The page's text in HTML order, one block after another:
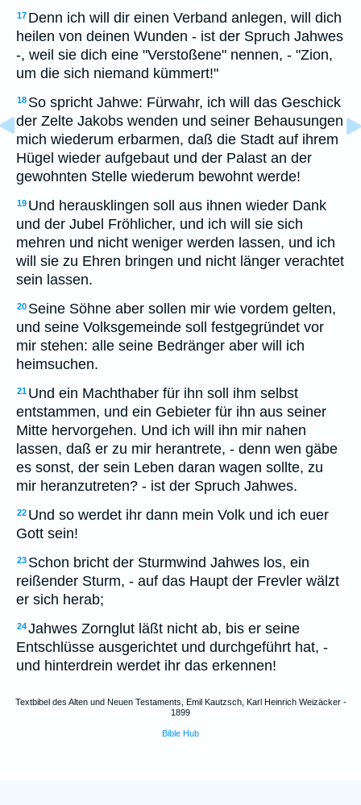
17 Denn ich will dir einen Verband anlegen, will dich
heilen von deinen Wunden - ist der Spruch Jahwes
-, weil sie dich eine "Verstoßene" nennen, - "Zion,
um die sich niemand kümmert!"
18 So spricht Jahwe: Fürwahr, ich will das Geschick
der Zelte Jakobs wenden und seiner Behausungen
mich wiederum erbarmen, daß die Stadt auf ihrem
Hügel wieder aufgebaut und der Palast an der
gewohnten Stelle wiederum bewohnt werde!
19 Und herausklingen soll aus ihnen wieder Dank
und der Jubel Fröhlicher, und ich will sie sich
mehren und nicht weniger werden lassen, und ich
will sie zu Ehren bringen und nicht länger verachtet
sein lassen.
20 Seine Söhne aber sollen mir wie vordem gelten,
und seine Volksgemeinde soll festgegründet vor
mir stehen: alle seine Bedränger aber will ich
heimsuchen.
21 Und ein Machthaber für ihn soll ihm selbst
entstammen, und ein Gebieter für ihn aus seiner
Mitte hervorgehen. Und ich will ihn mir nahen
lassen, daß er zu mir herantrete, - denn wen gäbe
es sonst, der sein Leben daran wagen sollte, zu
mir heranzutreten? - ist der Spruch Jahwes.
22 Und so werdet ihr dann mein Volk und ich euer
Gott sein!
23 Schon bricht der Sturmwind Jahwes los, ein
reißender Sturm, - auf das Haupt der Frevler wälzt
er sich herab;
24Jahwes Zornglut läßt nicht ab, bis er seine
Entschlüsse ausgerichtet und durchgeführt hat, -
und hinterdrein werdet ihr das erkennen!
Textbibel des Alten und Neuen Testaments, Emil Kautzsch, Karl Heinrich Weizäcker -
1899
Bible Hub